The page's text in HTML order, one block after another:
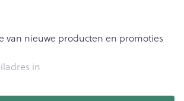
van nieuwe producten en promoties